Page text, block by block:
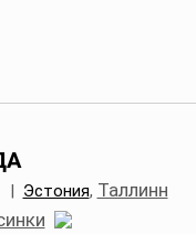
| Эстония, Таллинн